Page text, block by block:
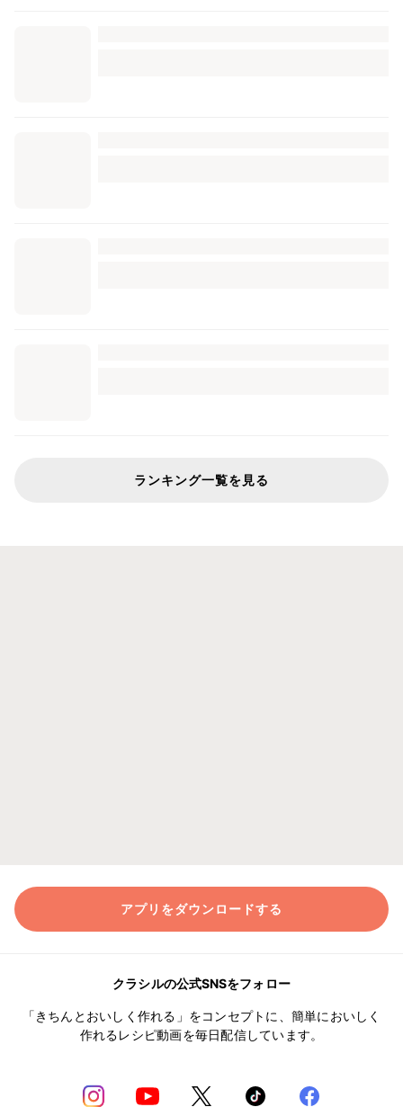
ランキング一覧を見る
アプリをダウンロードする
クラシルの公式SNSをフォロー
「きちんとおいしく作れる」をコンセプトに、簡単においしく
作れるレシピ動画を毎日配信しています。